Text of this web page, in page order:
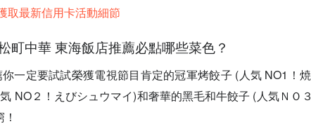
取最新信用卡活動細節
町中華 東海飯店推薦必點哪些菜色？
一定要試試榮獲電視節目肯定的冠軍烤餃子 (人気 NO1！
NO２！えびシュウマイ)和奢華的黑毛和牛餃子 (人気ＮＯ